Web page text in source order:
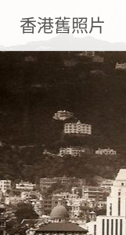
content
香港舊照片